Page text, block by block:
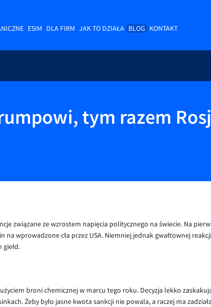
ESIM DLA FIRM JAK TO DZIAŁA BLOG KONTAKT
tym razem
związane ze wzrostem napięcia politycznego na świecie. Na
na wprowadzone cła przez USA. Niemniej jednak gwałtownej
broni chemicznej w marcu tego roku. Decyzja lekko
Żeby było jasne kwota sankcji nie powala, a raczej ma